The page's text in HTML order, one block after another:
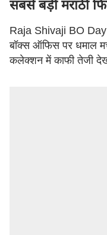
सबसे बड़ी मराठी
Raja Shivaji BO Day
बॉक्स ऑफिस पर धमाल
कलेक्शन में काफी तेजी